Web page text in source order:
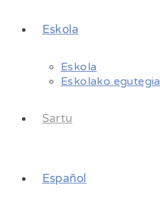
Eskola
Eskola
Eskolako egutegia
Sartu
Español